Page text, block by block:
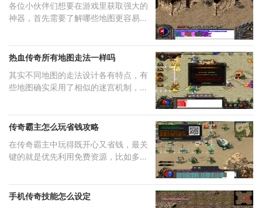
各位小伙伴们想要在游戏里获取强大的
神器，首先需要了解哪些地图更容易掉
热血传奇所有地图走法一样吗
其实不同地图的走法设计各有特点，有
些地图确实采用了相似的迷宫机制，但
传奇霸主怎么玩省钱攻略
在传奇霸主中玩得既开心又省钱，最关
键的就是优先利用免费资源，比如多参
手机传奇技能怎么设定